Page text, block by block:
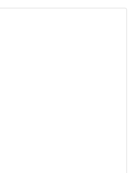
ィ対策が他のアプリの動作
せん。今回は、セキュリテ
にご紹介します。
Silicon 上で x86_64
する (Docker desktop
で x86 の Docker イメ
ています。Colima と
キテクチャーでビルドする